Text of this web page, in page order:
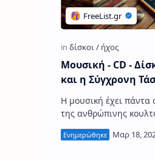
Μουσική - CD -
και η Σύγχρονη
Η μουσική έχει πάντα αποτελέσει μέρος
της ανθρώπινης
από τα βινύλια μέχρι